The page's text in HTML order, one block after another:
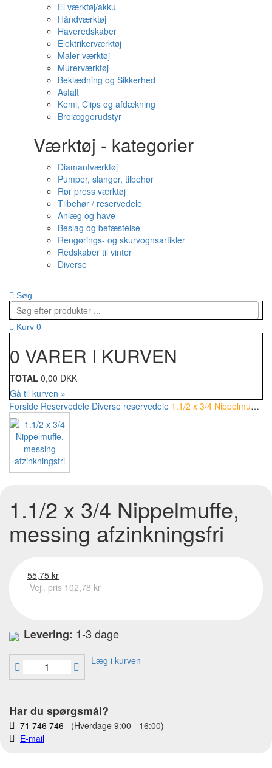
El værktøj/akku
Håndværktøj
Haveredskaber
Elektrikerværktøj
Maler værktøj
Murerværktøj
Beklædning og Sikkerhed
Asfalt
Kemi, Clips og afdækning
Brolæggerudstyr
Værktøj - kategorier
Diamantværktøj
Pumper, slanger, tilbehør
Rør press værktøj
Tilbehør / reservedele
Anlæg og have
Beslag og befæstelse
Rengørings- og skurvognsartikler
Redskaber til vinter
Diverse
Søg
Kurv 0
0 VARER I KURVEN
TOTAL 0,00 DKK
Gå til kurven »
Forside Reservedele Diverse reservedele 1.1/2 x 3/4 Nippelmuffe, messing afzinkningsfri
1.1/2 x 3/4 Nippelmuffe,
messing afzinkningsfri
55,75 kr
Vejl. pris 102,78 kr
Levering: 1-3 dage
Læg i kurven
Har du spørgsmål?
71 746 746 (Hverdage 9:00 - 16:00)
E-mail